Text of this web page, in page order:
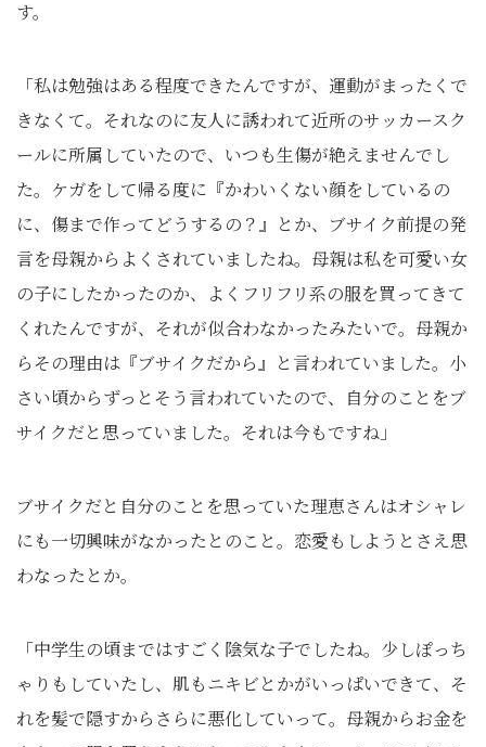
す。
「私は勉強はある程度できたんですが、運動がまったくで
きなくて。それなのに友人に誘われて近所のサッカースク
ールに所属していたので、いつも生傷が絶えませんでし
た。ケガをして帰る度に『かわいくない顔をしているの
に、傷まで作ってどうするの？』とか、ブサイク前提の発
言を母親からよくされていましたね。母親は私を可愛い女
の子にしたかったのか、よくフリフリ系の服を買ってきて
くれたんですが、それが似合わなかったみたいで。母親か
らその理由は『ブサイクだから』と言われていました。小
さい頃からずっとそう言われていたので、自分のことをブ
サイクだと思っていました。それは今もですね」
ブサイクだと自分のことを思っていた理恵さんはオシャレ
にも一切興味がなかったとのこと。恋愛もしようとさえ思
わなったとか。
「中学生の頃まではすごく陰気な子でしたね。少しぽっち
ゃりもしていたし、肌もニキビとかがいっぱいできて、そ
れを髪で隠すからさらに悪化していって。母親からお金を